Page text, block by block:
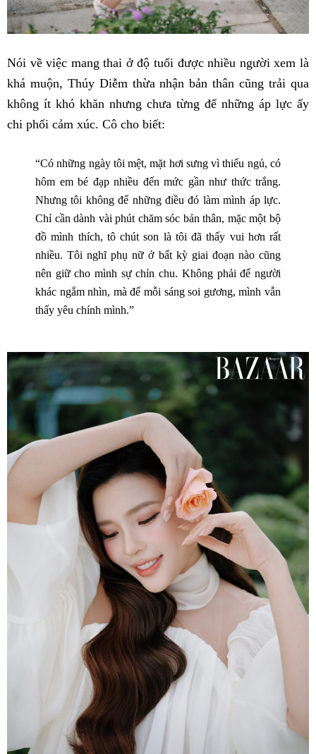
Nói về việc mang thai ở độ tuổi được nhiều người xem là
khá muộn, Thúy Diễm thừa nhận bản thân cũng trải qua
không ít khó khăn nhưng chưa từng để những áp lực ấy
chi phối cảm xúc. Cô cho biết:
“Có những ngày tôi mệt, mặt hơi sưng vì thiếu ngủ, có
hôm em bé đạp nhiều đến mức gần như thức trắng.
Nhưng tôi không để những điều đó làm mình áp lực.
Chỉ cần dành vài phút chăm sóc bản thân, mặc một bộ
đồ mình thích, tô chút son là tôi đã thấy vui hơn rất
nhiều. Tôi nghĩ phụ nữ ở bất kỳ giai đoạn nào cũng
nên giữ cho mình sự chỉn chu. Không phải để người
khác ngắm nhìn, mà để mỗi sáng soi gương, mình vẫn
thấy yêu chính mình.”